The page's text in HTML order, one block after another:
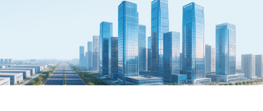
关于佳保